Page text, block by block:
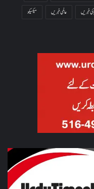
کی خبریں عالمی خبریں
میکسیکو